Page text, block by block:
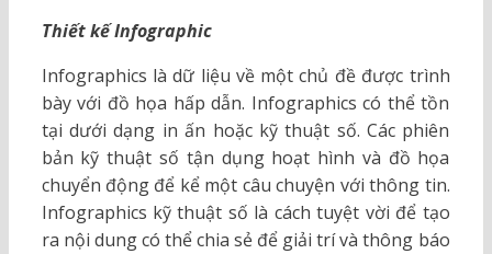
Thiết kế Infographic
Infographics là dữ liệu về một chủ đề được trình
bày với đồ họa hấp dẫn. Infographics có thể tồn
tại dưới dạng in ấn hoặc kỹ thuật số. Các phiên
bản kỹ thuật số tận dụng hoạt hình và đồ họa
chuyển động để kể một câu chuyện với thông tin.
Infographics kỹ thuật số là cách tuyệt vời để tạo
ra nội dung có thể chia sẻ để giải trí và thông báo